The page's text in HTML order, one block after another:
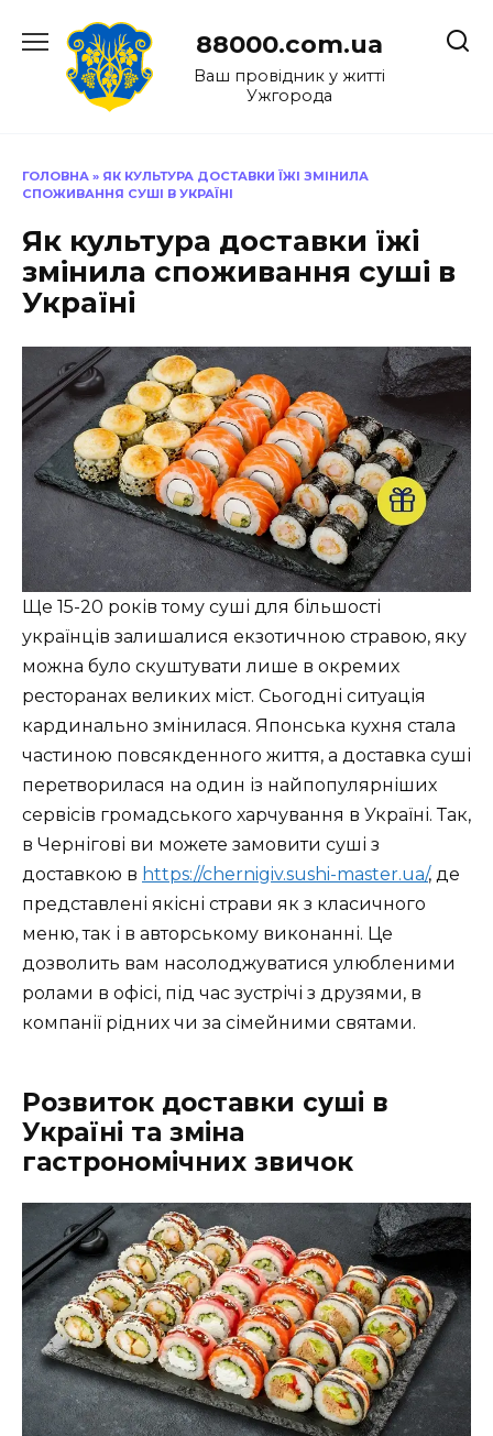
до
88000.com.ua
Ваш провідник у житті
Ужгорода
ГОЛОВНА » ЯК КУЛЬТУРА ДОСТАВКИ ЇЖІ ЗМІНИЛА
СПОЖИВАННЯ СУШІ В УКРАЇНІ
Як культура доставки їжі
змінила споживання суші в
Україні
Ще 15-20 років тому суші для більшості
українців залишалися екзотичною стравою, яку
можна було скуштувати лише в окремих
ресторанах великих міст. Сьогодні ситуація
кардинально змінилася. Японська кухня стала
частиною повсякденного життя, а доставка суші
перетворилася на один із найпопулярніших
сервісів громадського харчування в Україні. Так,
в Чернігові ви можете замовити суші з
доставкою в https://chernigiv.sushi-master.ua/, де
представлені якісні страви як з класичного
меню, так і в авторському виконанні. Це
дозволить вам насолоджуватися улюбленими
ролами в офісі, під час зустрічі з друзями, в
компанії рідних чи за сімейними святами.
Розвиток доставки суші в
Україні та зміна
гастрономічних звичок